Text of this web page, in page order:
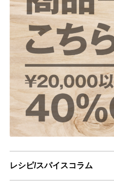
レシピ/スパイスコラム